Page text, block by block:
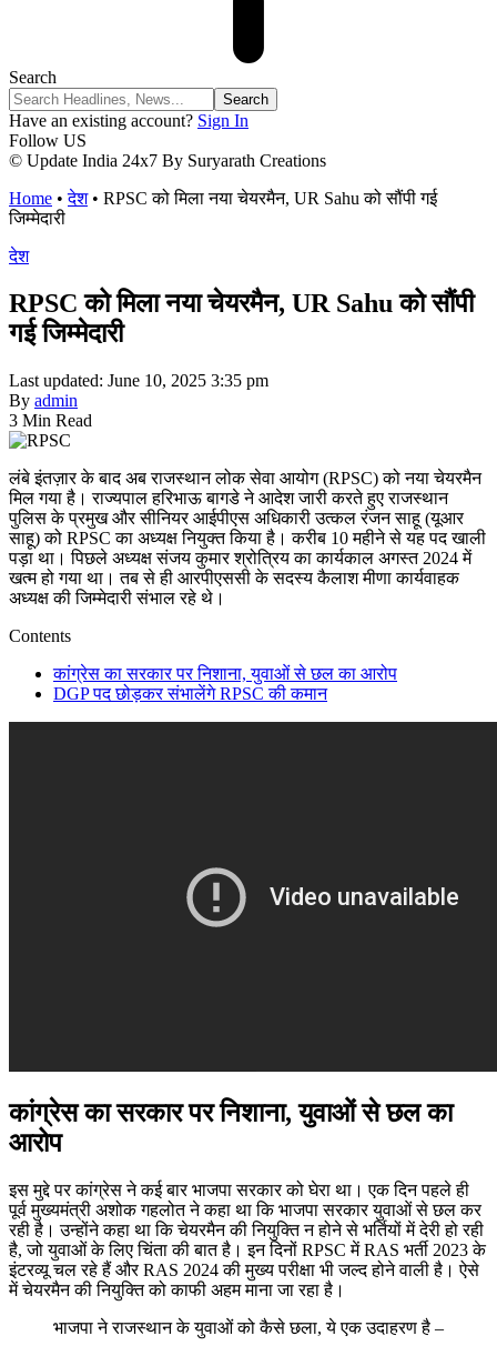
Search
Have an existing account? Sign In
Follow US
© Update India 24x7 By Suryarath Creations
Home •देश• RPSC को मिला नया चेयरमैन, UR Sahu को सौंपी गई
जिम्मेदारी
देश
RPSC को मिला नया चेयरमैन, UR Sahu को सौंपी
गई जिम्मेदारी
Last updated: June 10, 2025 3:35 pm
By admin
3 Min Read
लंबे इंतज़ार के बाद अब राजस्थान लोक सेवा आयोग (RPSC) को नया चेयरमैन
मिल गया है। राज्यपाल हरिभाऊ बागडे ने आदेश जारी करते हुए राजस्थान
पुलिस के प्रमुख और सीनियर आईपीएस अधिकारी उत्कल रंजन साहू (यूआर
साहू) को RPSC का अध्यक्ष नियुक्त किया है। करीब 10 महीने से यह पद खाली
पड़ा था। पिछले अध्यक्ष संजय कुमार श्रोत्रिय का कार्यकाल अगस्त 2024 में
खत्म हो गया था। तब से ही आरपीएससी के सदस्य कैलाश मीणा कार्यवाहक
अध्यक्ष की जिम्मेदारी संभाल रहे थे।
Contents
कांग्रेस का सरकार पर निशाना, युवाओं से छल का आरोप
DGP पद छोड़कर संभालेंगे RPSC की कमान
कांग्रेस का सरकार पर निशाना, युवाओं से छल का
आरोप
इस मुद्दे पर कांग्रेस ने कई बार भाजपा सरकार को घेरा था। एक दिन पहले ही
पूर्व मुख्यमंत्री अशोक गहलोत ने कहा था कि भाजपा सरकार युवाओं से छल कर
रही है। उन्होंने कहा था कि चेयरमैन की नियुक्ति न होने से भर्तियों में देरी हो रही
है, जो युवाओं के लिए चिंता की बात है। इन दिनों RPSC में RAS भर्ती 2023 के
इंटरव्यू चल रहे हैं और RAS 2024 की मुख्य परीक्षा भी जल्द होने वाली है। ऐसे
में चेयरमैन की नियुक्ति को काफी अहम माना जा रहा है।
भाजपा ने राजस्थान के युवाओं को कैसे छला, ये एक उदाहरण है –